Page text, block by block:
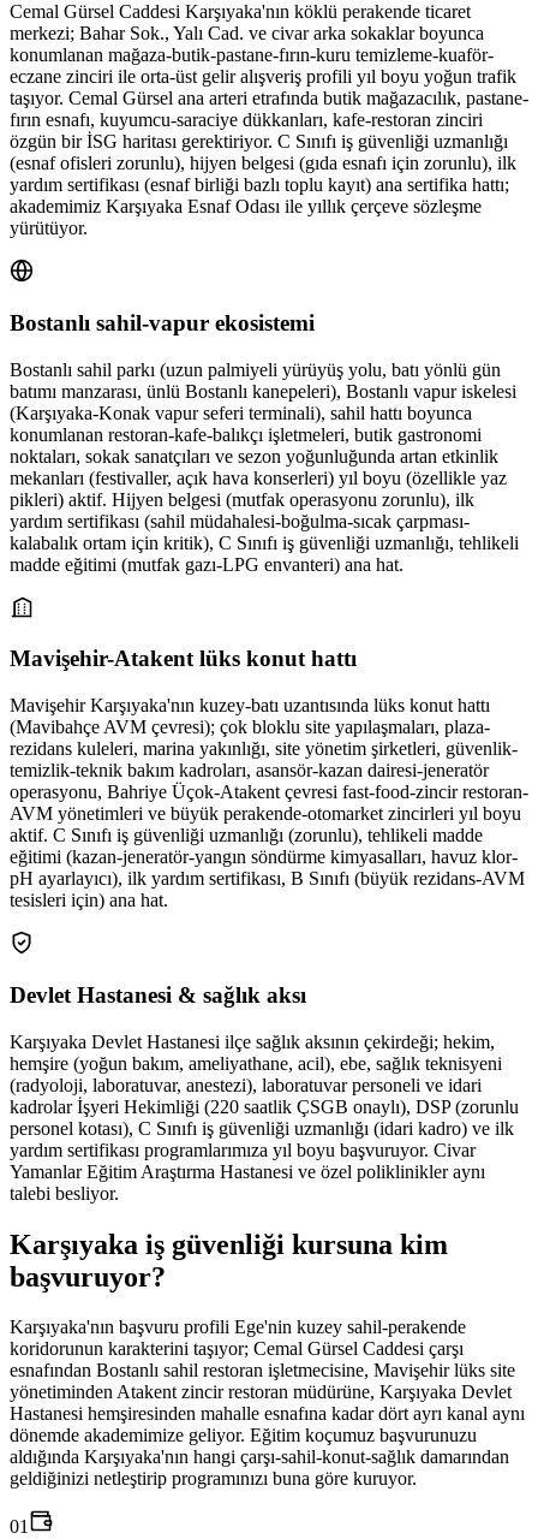
Cemal Gürsel Caddesi Karşıyaka'nın köklü perakende ticaret
merkezi; Bahar Sok., Yalı Cad. ve civar arka sokaklar boyunca
konumlanan mağaza-butik-pastane-fırın-kuru temizleme-kuaför-
eczane zinciri ile orta-üst gelir alışveriş profili yıl boyu yoğun trafik
taşıyor. Cemal Gürsel ana arteri etrafında butik mağazacılık, pastane-
fırın esnafı, kuyumcu-saraciye dükkanları, kafe-restoran zinciri
özgün bir İSG haritası gerektiriyor. C Sınıfı iş güvenliği uzmanlığı
(esnaf ofisleri zorunlu), hijyen belgesi (gıda esnafı için zorunlu), ilk
yardım sertifikası (esnaf birliği bazlı toplu kayıt) ana sertifika hattı;
akademimiz Karşıyaka Esnaf Odası ile yıllık çerçeve sözleşme
yürütüyor.
Bostanlı sahil-vapur ekosistemi
Bostanlı sahil parkı (uzun palmiyeli yürüyüş yolu, batı yönlü gün
batımı manzarası, ünlü Bostanlı kanepeleri), Bostanlı vapur iskelesi
(Karşıyaka-Konak vapur seferi terminali), sahil hattı boyunca
konumlanan restoran-kafe-balıkçı işletmeleri, butik gastronomi
noktaları, sokak sanatçıları ve sezon yoğunluğunda artan etkinlik
mekanları (festivaller, açık hava konserleri) yıl boyu (özellikle yaz
pikleri) aktif. Hijyen belgesi (mutfak operasyonu zorunlu), ilk
yardım sertifikası (sahil müdahalesi-boğulma-sıcak çarpması-
kalabalık ortam için kritik), C Sınıfı iş güvenliği uzmanlığı, tehlikeli
madde eğitimi (mutfak gazı-LPG envanteri) ana hat.
Mavişehir-Atakent lüks konut hattı
Mavişehir Karşıyaka'nın kuzey-batı uzantısında lüks konut hattı
(Mavibahçe AVM çevresi); çok bloklu site yapılaşmaları, plaza-
rezidans kuleleri, marina yakınlığı, site yönetim şirketleri, güvenlik-
temizlik-teknik bakım kadroları, asansör-kazan dairesi-jeneratör
operasyonu, Bahriye Üçok-Atakent çevresi fast-food-zincir restoran-
AVM yönetimleri ve büyük perakende-otomarket zincirleri yıl boyu
aktif. C Sınıfı iş güvenliği uzmanlığı (zorunlu), tehlikeli madde
eğitimi (kazan-jeneratör-yangın söndürme kimyasalları, havuz klor-
pH ayarlayıcı), ilk yardım sertifikası, B Sınıfı (büyük rezidans-AVM
tesisleri için) ana hat.
Devlet Hastanesi & sağlık aksı
Karşıyaka Devlet Hastanesi ilçe sağlık aksının çekirdeği; hekim,
hemşire (yoğun bakım, ameliyathane, acil), ebe, sağlık teknisyeni
(radyoloji, laboratuvar, anestezi), laboratuvar personeli ve idari
kadrolar İşyeri Hekimliği (220 saatlik ÇSGB onaylı), DSP (zorunlu
personel kotası), C Sınıfı iş güvenliği uzmanlığı (idari kadro) ve ilk
yardım sertifikası programlarımıza yıl boyu başvuruyor. Civar
Yamanlar Eğitim Araştırma Hastanesi ve özel poliklinikler aynı
talebi besliyor.
Karşıyaka iş güvenliği kursuna kim
başvuruyor?
Karşıyaka'nın başvuru profili Ege'nin kuzey sahil-perakende
koridorunun karakterini taşıyor; Cemal Gürsel Caddesi çarşı
esnafından Bostanlı sahil restoran işletmecisine, Mavişehir lüks site
yönetiminden Atakent zincir restoran müdürüne, Karşıyaka Devlet
Hastanesi hemşiresinden mahalle esnafına kadar dört ayrı kanal aynı
dönemde akademimize geliyor. Eğitim koçumuz başvurunuzu
aldığında Karşıyaka'nın hangi çarşı-sahil-konut-sağlık damarından
geldiğinizi netleştirip programınızı buna göre kuruyor.
01